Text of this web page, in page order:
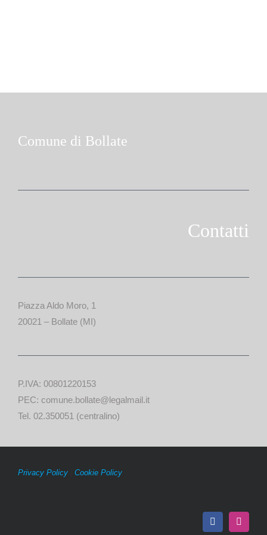
Comune di Bollate
Contatti
Piazza Aldo Moro, 1
20021 – Bollate (MI)
P.IVA: 00801220153
PEC: comune.bollate@legalmail.it
Tel. 02.350051 (centralino)
Privacy Policy| Cookie Policy